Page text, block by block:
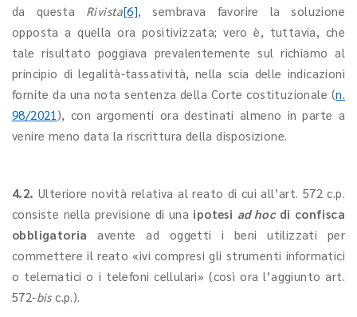
da questa Rivista[6], sembrava favorire la soluzione
opposta a quella ora positivizzata; vero è, tuttavia, che
tale risultato poggiava prevalentemente sul richiamo al
principio di legalità-tassatività, nella scia delle indicazioni
fornite da una nota sentenza della Corte costituzionale (n.
98/2021 ), con argomenti ora destinati almeno in parte a
venire meno data la riscrittura della disposizione.
4.2. Ulteriore novità relativa al reato di cui all’art. 572 c.p.
consiste nella previsione di una ipotesi ad hocdi confisca
obbligatoria avente ad oggetti i beni utilizzati per
commettere il reato «ivi compresi gli strumenti informatici
o telematici o i telefoni cellulari» (così ora l’aggiunto art.
572-bisc.p.).